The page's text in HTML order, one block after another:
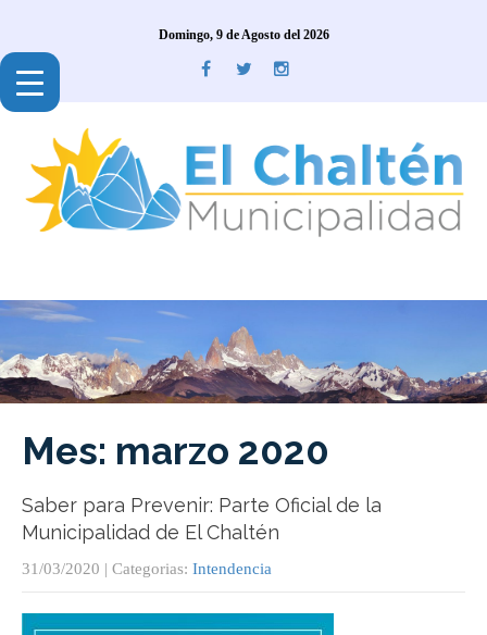
Domingo, 9 de Agosto del 2026
Mes: marzo 2020
Saber para Prevenir: Parte Oficial de la
Municipalidad de El Chaltén
31/03/2020 | Categorias: Intendencia